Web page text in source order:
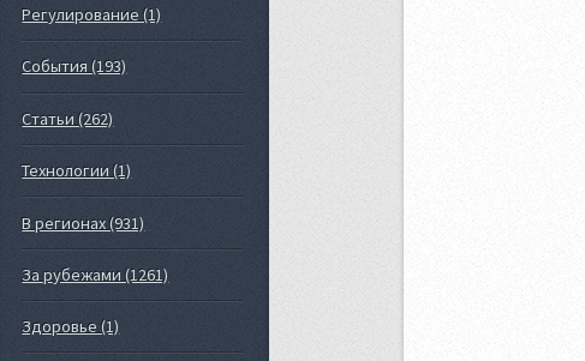
Регулирование (1)
События (193)
Статьи (262)
Технологии (1)
В регионах (931)
За рубежами (1261)
Здоровье (1)